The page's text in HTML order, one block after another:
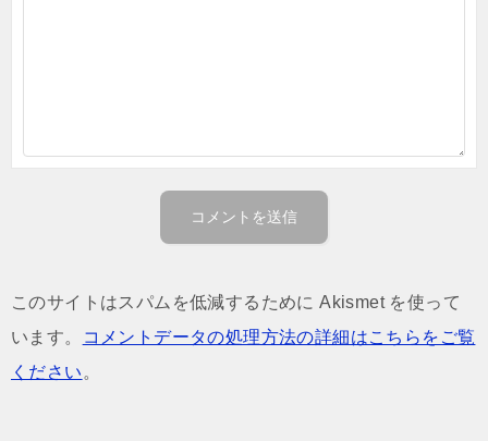
このサイトはスパムを低減するために Akismet を使って
います。
コメントデータの処理方法の詳細はこちらをご覧
ください 。